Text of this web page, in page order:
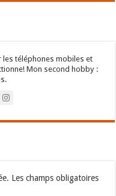
les téléphones mobiles et
Mon second hobby :
Les champs obligatoires